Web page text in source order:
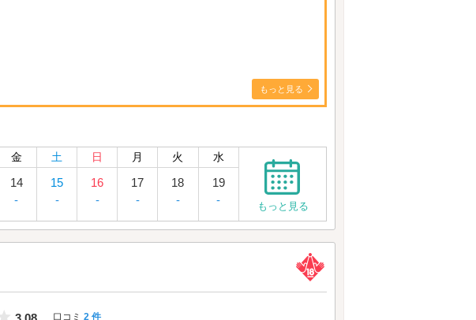
もっと見る
金 土 日 月 火 水
14
-
15
-
16
-
17
-
18
-
19
-
もっと見る
5つ星のうち3
口コミ 2 件